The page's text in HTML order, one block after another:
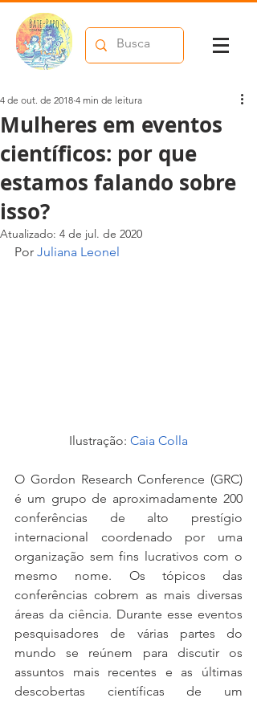
Mulheres em eventos
científicos: por que
estamos falando sobre
isso?
4 de out. de 2018 4 min de leitura
Atualizado: 4 de jul. de 2020
Por Juliana Leonel
Ilustração: Caia Colla
O Gordon Research Conference (GRC)
é um grupo de aproximadamente 200
conferências de alto prestígio
internacional coordenado por uma
organização sem fins lucrativos com o
mesmo nome. Os tópicos das
conferências cobrem as mais diversas
áreas da ciência. Durante esse eventos
pesquisadores de várias partes do
mundo se reúnem para discutir os
assuntos mais recentes e as últimas
descobertas científicas de um